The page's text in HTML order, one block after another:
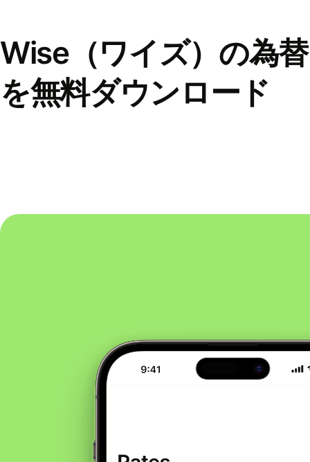
Wise（ワイズ）の為
を無料ダウンロード